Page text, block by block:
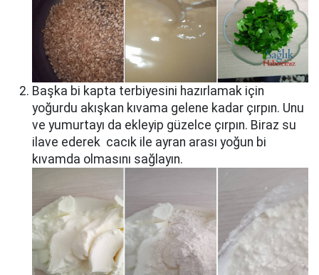
Başka bi kapta terbiyesini hazırlamak için
yoğurdu akışkan kıvama gelene kadar çırpın. Unu
ve yumurtayı da ekleyip güzelce çırpın. Biraz su
ilave ederek cacık ile ayran arası yoğun bi
kıvamda olmasını sağlayın.